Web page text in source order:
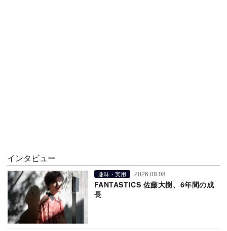
インタビュー
趣味・実用 2026.08.08
FANTASTICS 佐藤大樹、6年間の成
長